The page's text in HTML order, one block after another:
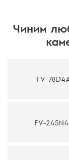
Чиним
FV-
FV-